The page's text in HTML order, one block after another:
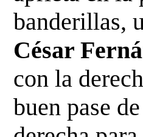
banderillas,
César
con la
buen pase